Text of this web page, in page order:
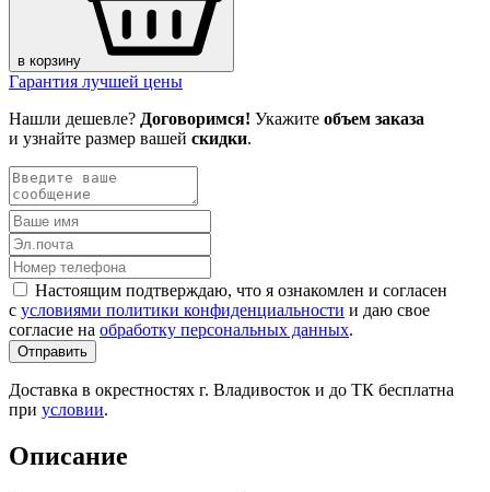
в корзину
Гарантия лучшей цены
Нашли дешевле? Договоримся! Укажите объем заказа
и узнайте размер вашей скидки.
Настоящим подтверждаю, что я ознакомлен и согласен
с условиями политики конфиденциальности и даю свое
согласие на обработку персональных данных.
Отправить
Доставка в окрестностях г. Владивосток и до ТК бесплатна
при условии.
Описание